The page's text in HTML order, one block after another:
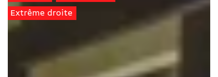
Extrême droite